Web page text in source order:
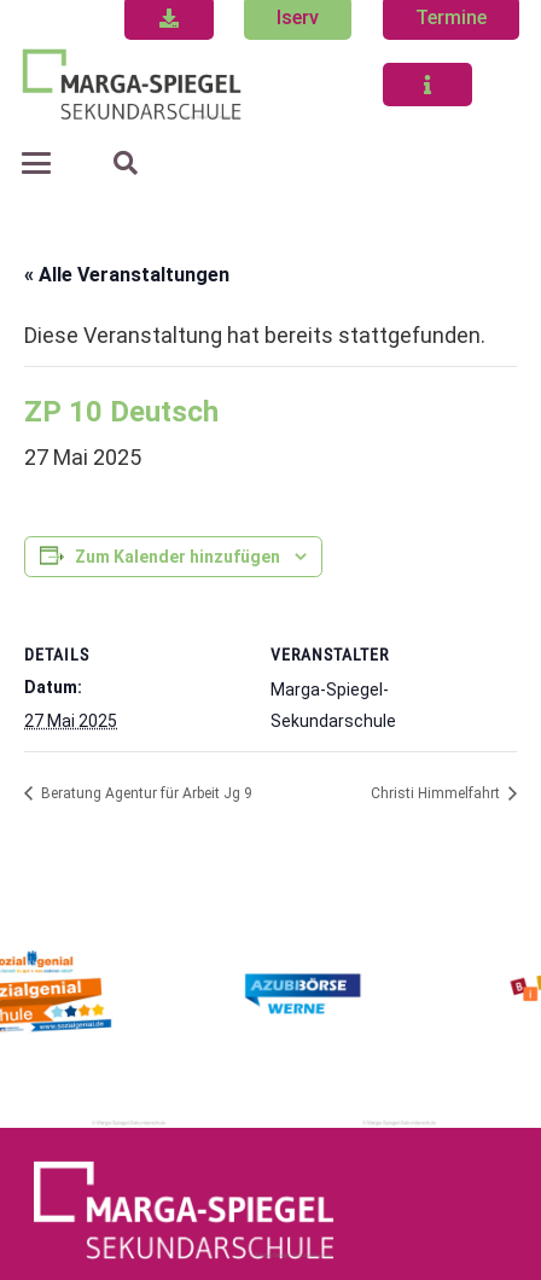
Iserv Termine
« Alle Veranstaltungen
Diese Veranstaltung hat bereits stattgefunden.
ZP 10 Deutsch
27 Mai 2025
Zum Kalender hinzufügen
DETAILS
Datum:
27 Mai 2025
VERANSTALTER
Marga-Spiegel-
Sekundarschule
Beratung Agentur für Arbeit Jg 9 Christi Himmelfahrt